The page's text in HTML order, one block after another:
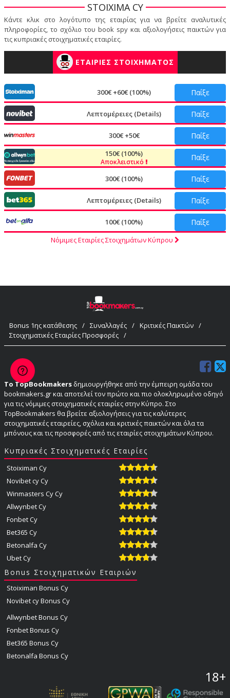
STOIXIMA CY
Κάντε κλικ στο λογότυπο της εταιρίας για να βρείτε αναλυτικές
πληροφορίες, το σχόλιο του book spy και αξιολογήσεις παικτών για
τις κυπριακές στοιχηματικές εταιρίες.
ΕΤΑΙΡΙΕΣ ΣΤΟΙΧΗΜΑΤΟΣ
300€ +60€ (100%) Παίξε
Λεπτομέρειες (Details) Παίξε
300€ +50€ Παίξε
150€ (100%)
Αποκλειστικό Παίξε
300€ (100%) Παίξε
Λεπτομέρειες (Details) Παίξε
100€ (100%) Παίξε
Νόμιμες Εταιρίες Στοιχημάτων Κύπρου
Bonus 1ης κατάθεσης / Συναλλαγές / Κριτικές Παικτών /
Στοιχηματικές Εταιρίες Προσφορές /
Το TopBookmakers δημιουργήθηκε από την έμπειρη ομάδα του
bookmakers.gr και αποτελεί τον πρώτο και πιο ολοκληρωμένο οδηγό
για τις νόμιμες στοιχηματικές εταιρίες στην Κύπρο. Στο
TopBookmakers θα βρείτε αξιολογήσεις για τις καλύτερες
στοιχηματικές εταιρείες, σχόλια και κριτικές παικτών και όλα τα
μπόνους και τις προσφορές από τις εταιρίες στοιχημάτων Κύπρου.
Κυπριακές Στοιχηματικές Εταιρίες
Stoiximan Cy
Novibet cy Cy
Winmasters Cy Cy
Allwynbet Cy
Fonbet Cy
Bet365 Cy
Betonalfa Cy
Ubet Cy
Bonus Στοιχηματικών Εταιριών
Stoiximan Bonus Cy
Novibet cy Bonus Cy
Allwynbet Bonus Cy
Fonbet Bonus Cy
Bet365 Bonus Cy
Betonalfa Bonus Cy
18+